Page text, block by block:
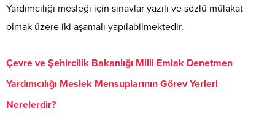
Yardımcılığı mesleği için sınavlar yazılı ve sözlü mülakat
olmak üzere iki aşamalı yapılabilmektedir.
Çevre ve Şehircilik Bakanlığı Milli Emlak Denetmen
Yardımcılığı Meslek Mensuplarının Görev Yerleri
Nerelerdir?